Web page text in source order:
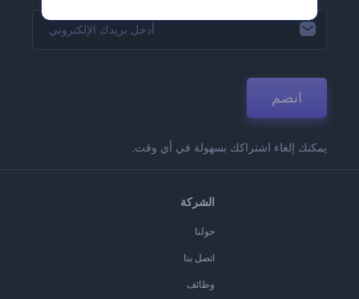
انضم
يمكنك إلغاء اشتراكك بسهولة في أي وقت.
الشركة
حولنا
اتصل بنا
وظائف